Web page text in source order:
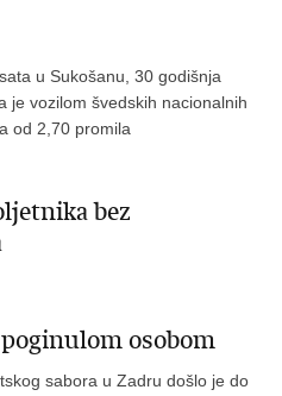
u Sukošanu, 30 godišnja
je vozilom švedskih nacionalnih
od 2,70 promila
bez
osobom
sabora u Zadru došlo je do